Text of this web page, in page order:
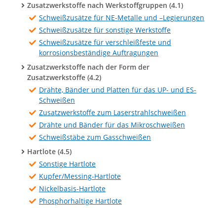
Zusatzwerkstoffe nach Werkstoffgruppen (4.1)
Schweißzusätze für NE-Metalle und –Legierungen
Schweißzusätze für sonstige Werkstoffe
Schweißzusätze für verschleißfeste und
korrosionsbeständige Auftragungen
Zusatzwerkstoffe nach der Form der
Zusatzwerkstoffe (4.2)
Drähte, Bänder und Platten für das UP- und ES-
Schweißen
Zusatzwerkstoffe zum Laserstrahlschweißen
Drähte und Bänder für das Mikroschweißen
Schweißstäbe zum Gasschweißen
Hartlote (4.5)
Sonstige Hartlote
Kupfer/Messing-Hartlote
Nickelbasis-Hartlote
Phosphorhaltige Hartlote